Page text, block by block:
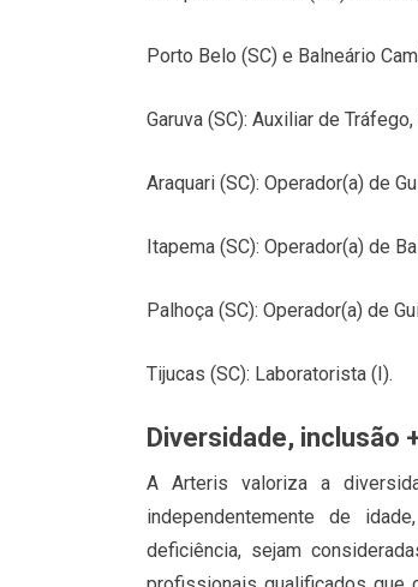
Porto Belo (SC) e Balneário
Garuva (SC): Auxiliar de
Araquari (SC): Operador(a) de
Itapema (SC): Operador(a) de
Palhoça (SC): Operador(a) de
Tijucas (SC): Laboratorista (I).
Diversidade, inclusão
A Arteris valoriza a
independentemente de
deficiência, sejam